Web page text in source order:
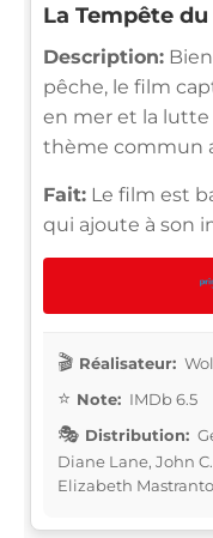
La Tempête
Description:
pêche, le film
en mer et la
thème commun
Fait: Le film est
qui ajoute à son
Réalisateur:
Note: IMDb 6.5
Distribution:
Diane Lane, John
Elizabeth